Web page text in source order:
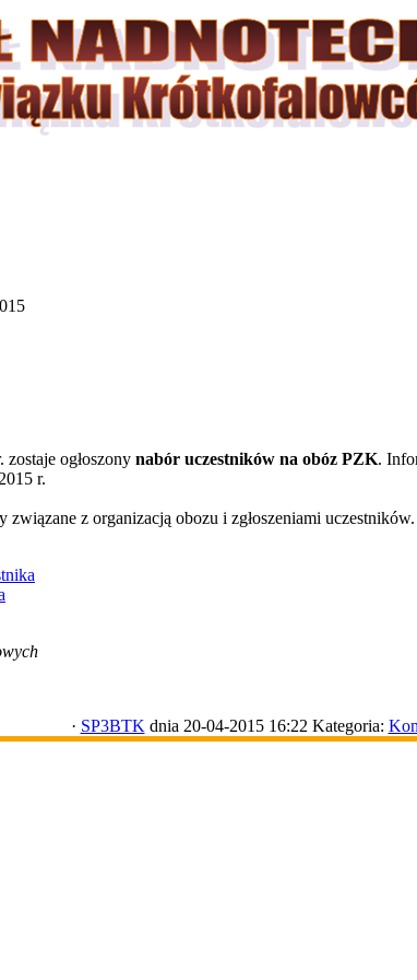
ogłoszony nabór uczestników na obóz PZK.
r.
związane z organizacją obozu i zgłoszeniami uczestników.
· SP3BTK dnia 20-04-2015 16:22 Kategoria: